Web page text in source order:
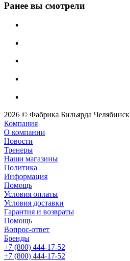
Ранее вы смотрели
2026 © Фабрика Бильярда Челябинск
Компания
О компании
Новости
Тренеры
Наши магазины
Политика
Информация
Помощь
Условия оплаты
Условия доставки
Гарантия и возвраты
Помощь
Вопрос-ответ
Бренды
+7 (800) 444-17-52
+7 (800) 444-17-52